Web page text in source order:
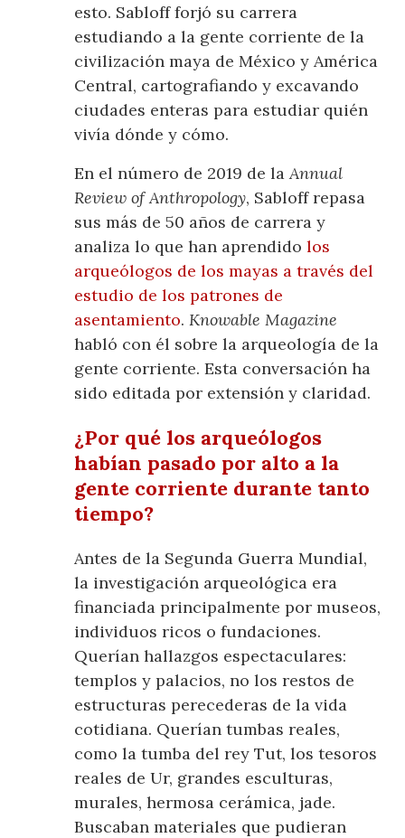
esto. Sabloff forjó su carrera
estudiando a la gente corriente de la
civilización maya de México y América
Central, cartografiando y excavando
ciudades enteras para estudiar quién
vivía dónde y cómo.
En el número de 2019 de laAnnual
Review of Anthropology, Sabloff repasa
sus más de 50 años de carrera y
analiza lo que han aprendidolos
arqueólogos de los mayas a través del
estudio de los patrones de
asentamiento.Knowable Magazine
habló con él sobre la arqueología de la
gente corriente. Esta conversación ha
sido editada por extensión y claridad.
¿Por qué los arqueólogos
habían pasado por alto a la
gente corriente durante tanto
tiempo?
Antes de la Segunda Guerra Mundial,
la investigación arqueológica era
financiada principalmente por museos,
individuos ricos o fundaciones.
Querían hallazgos espectaculares:
templos y palacios, no los restos de
estructuras perecederas de la vida
cotidiana. Querían tumbas reales,
como la tumba del rey Tut, los tesoros
reales de Ur, grandes esculturas,
murales, hermosa cerámica, jade.
Buscaban materiales que pudieran